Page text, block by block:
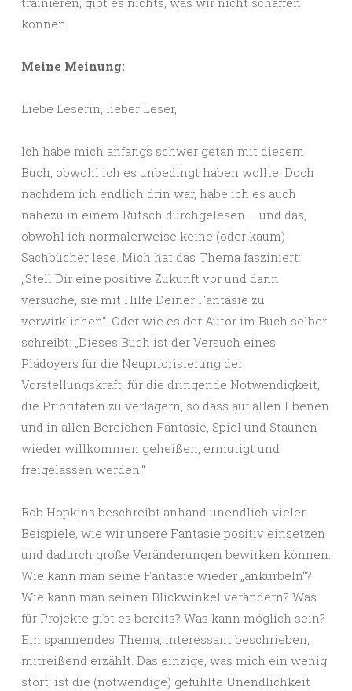
können.
Meine Meinung:
Liebe Leserin, lieber Leser,
Ich habe mich anfangs schwer getan mit diesem
Buch, obwohl ich es unbedingt haben wollte. Doch
nachdem ich endlich drin war, habe ich es auch
nahezu in einem Rutsch durchgelesen – und das,
obwohl ich normalerweise keine (oder kaum)
Sachbücher lese. Mich hat das Thema fasziniert:
„Stell Dir eine positive Zukunft vor und dann
versuche, sie mit Hilfe Deiner Fantasie zu
verwirklichen“. Oder wie es der Autor im Buch selber
schreibt: „Dieses Buch ist der Versuch eines
Plädoyers für die Neupriorisierung der
Vorstellungskraft, für die dringende Notwendigkeit,
die Prioritäten zu verlagern, so dass auf allen Ebenen
und in allen Bereichen Fantasie, Spiel und Staunen
wieder willkommen geheißen, ermutigt und
freigelassen werden.“
Rob Hopkins beschreibt anhand unendlich vieler
Beispiele, wie wir unsere Fantasie positiv einsetzen
und dadurch große Veränderungen bewirken können.
Wie kann man seine Fantasie wieder „ankurbeln“?
Wie kann man seinen Blickwinkel verändern? Was
für Projekte gibt es bereits? Was kann möglich sein?
Ein spannendes Thema, interessant beschrieben,
mitreißend erzählt. Das einzige, was mich ein wenig
stört, ist die (notwendige) gefühlte Unendlichkeit